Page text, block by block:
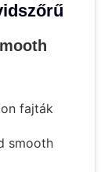
fajták
smooth